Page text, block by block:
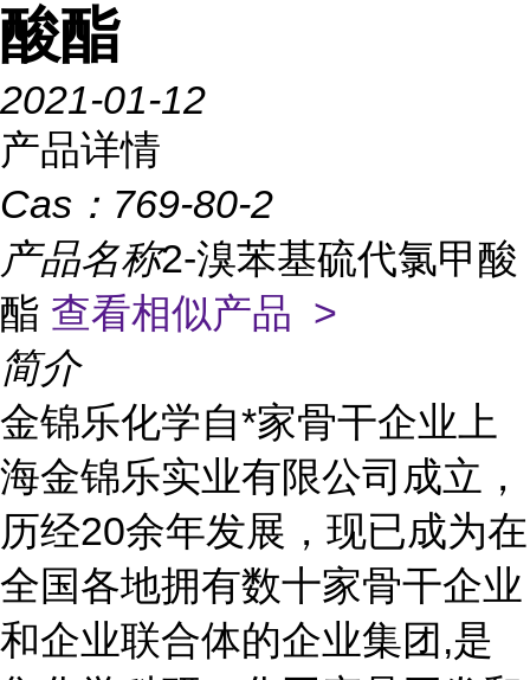
酸酯
2021-01-12
产品详情
Cas： 769-80-2
产品名称2-溴苯基硫代氯甲酸
酯 查看相似产品 >
简介
金锦乐化学自*家骨干企业上
海金锦乐实业有限公司成立，
历经20余年发展，现已成为在
全国各地拥有数十家骨干企业
和企业联合体的企业集团,是